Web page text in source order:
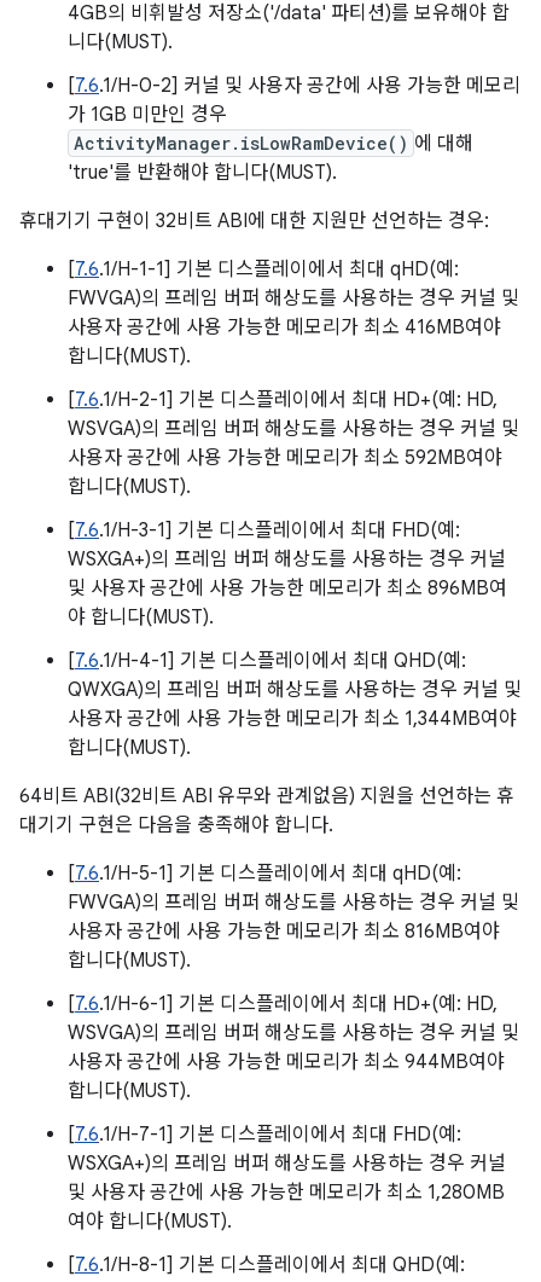
4GB의 비휘발성 저장소('/data' 파티션)를 보유해야 합
니다(MUST).
[7.6.1/H-0-2] 커널 및 사용자 공간에 사용 가능한 메모리
가 1GB 미만인 경우
ActivityManager.isLowRamDevice() 에 대해
'true'를 반환해야 합니다(MUST).
휴대기기 구현이 32비트 ABI에 대한 지원만 선언하는 경우:
[7.6.1/H-1-1] 기본 디스플레이에서 최대 qHD(예:
FWVGA)의 프레임 버퍼 해상도를 사용하는 경우 커널 및
사용자 공간에 사용 가능한 메모리가 최소 416MB여야
합니다(MUST).
[7.6.1/H-2-1] 기본 디스플레이에서 최대 HD+(예: HD,
WSVGA)의 프레임 버퍼 해상도를 사용하는 경우 커널 및
사용자 공간에 사용 가능한 메모리가 최소 592MB여야
합니다(MUST).
[7.6.1/H-3-1] 기본 디스플레이에서 최대 FHD(예:
WSXGA+)의 프레임 버퍼 해상도를 사용하는 경우 커널
및 사용자 공간에 사용 가능한 메모리가 최소 896MB여
야 합니다(MUST).
[7.6.1/H-4-1] 기본 디스플레이에서 최대 QHD(예:
QWXGA)의 프레임 버퍼 해상도를 사용하는 경우 커널 및
사용자 공간에 사용 가능한 메모리가 최소 1,344MB여야
합니다(MUST).
64비트 ABI(32비트 ABI 유무와 관계없음) 지원을 선언하는 휴
대기기 구현은 다음을 충족해야 합니다.
[7.6.1/H-5-1] 기본 디스플레이에서 최대 qHD(예:
FWVGA)의 프레임 버퍼 해상도를 사용하는 경우 커널 및
사용자 공간에 사용 가능한 메모리가 최소 816MB여야
합니다(MUST).
[7.6.1/H-6-1] 기본 디스플레이에서 최대 HD+(예: HD,
WSVGA)의 프레임 버퍼 해상도를 사용하는 경우 커널 및
사용자 공간에 사용 가능한 메모리가 최소 944MB여야
합니다(MUST).
[7.6.1/H-7-1] 기본 디스플레이에서 최대 FHD(예:
WSXGA+)의 프레임 버퍼 해상도를 사용하는 경우 커널
및 사용자 공간에 사용 가능한 메모리가 최소 1,280MB
여야 합니다(MUST).
[7.6.1/H-8-1] 기본 디스플레이에서 최대 QHD(예: